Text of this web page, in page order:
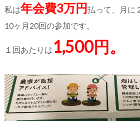
私は年会費3万円払って、月に
10ヶ月20回の参加です。
１回あたりは 1,500円。